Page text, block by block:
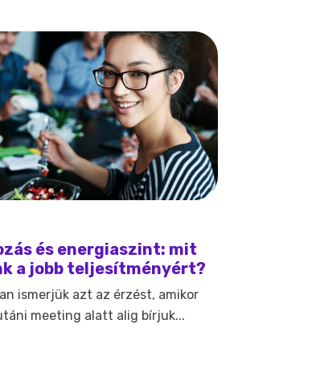
és energiaszint: mit
a jobb teljesítményért?
ismerjük azt az érzést, amikor
meeting alatt alig bírjuk...